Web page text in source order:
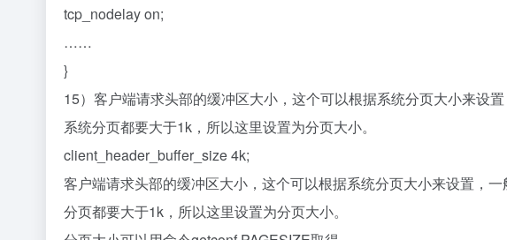
tcp_nodelay on;
……
}
15）客户端请求头部的缓冲区大小，这个可以根据系统分页大小来设
系统分页都要大于1k，所以这里设置为分页大小。
client_header_buffer_size 4k;
客户端请求头部的缓冲区大小，这个可以根据系统分页大小来设置，
分页都要大于1k，所以这里设置为分页大小。